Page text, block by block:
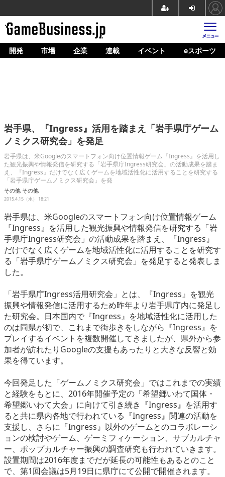
ホーム
企業動向
人材育成
産業政策
連載
イベント/セミナー
eスポーツ
開発 市場 企業 連載 イベント eスポーツ
岩手県、『Ingress』活用を踏まえ「岩手県庁ゲーム
ノミクス研究会」を発足
岩手県は、米Googleのスマートフォン向け位置情報ゲーム『Ingress』を活用し
た観光振興や情報発信を研究する「岩手県庁Ingress研究会」の活動成果を踏ま
え、『Ingress』だけでなく広くゲームを地域活性化に活用することを研究する
「岩手県庁ゲームノミクス研究会」を発
その他 その他
2015.4.15（水） 18:21
岩手県は、米Googleのスマートフォン向け位置情報ゲーム
『Ingress』を活用した観光振興や情報発信を研究する「岩
手県庁Ingress研究会」の活動成果を踏まえ、『Ingress』
だけでなく広くゲームを地域活性化に活用することを研究す
る「岩手県庁ゲームノミクス研究会」を発足すると発表しま
した。
「岩手県庁Ingress活用研究会」とは、『Ingress』を観光
振興や情報発信に活用するため昨年より岩手県庁内に発足し
た研究会。日本国内で『Ingress』を地域活性化に活用した
のは同県が初で、これまで街歩きをしながら『Ingress』を
プレイするイベントを複数開催してきましたが、県外から参
加者が訪れたりGoogleの支援もあったりと大きな反響と効
果を得ています。
今回発足した「ゲームノミクス研究会」ではこれまでの実績
と経験をもとに、2016年開催予定の「希望郷いわて国体・
希望郷いわて大会」に向けて引き続き『Ingress』を活用す
ると共に県内各地で行われている『Ingress』関連の活動を
支援し、さらに『Ingress』以外のゲームとのコラボレーシ
ョンの検討やゲーム、ゲーミフィケーション、サブカルチャ
ー、ポップカルチャー振興の調査研究も行われていきます。
設置期間は2016年度までだが延長の可能性もあるとのこと
で、第1回会議は5月19日に県庁にて公開で開催されます。